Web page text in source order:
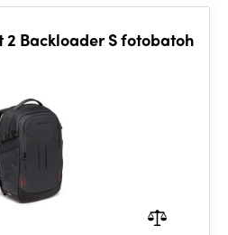
Backloader S fotobatoh